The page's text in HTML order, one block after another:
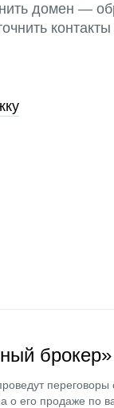
домен —
брокер»
переговоры
о его продаже по